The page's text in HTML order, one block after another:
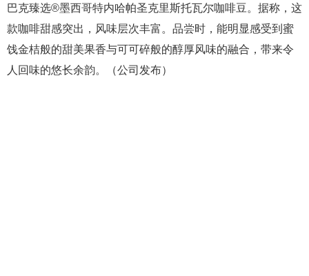
巴克臻选®墨西哥特内哈帕圣克里斯托瓦尔咖啡豆。据称，这
款咖啡甜感突出，风味层次丰富。品尝时，能明显感受到蜜
饯金桔般的甜美果香与可可碎般的醇厚风味的融合，带来令
人回味的悠长余韵。（公司发布）